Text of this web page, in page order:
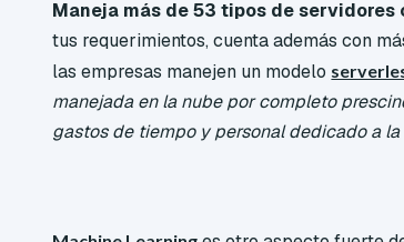
Maneja más de 53 tipos de servidores
tus requerimientos, cuenta además con
las empresas manejen un modelo
manejada en la nube por completo
gastos de tiempo y personal dedicado a la